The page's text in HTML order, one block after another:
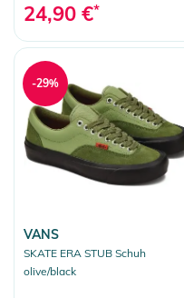
24,90 €*
VANS
SKATE ERA STUB Schuh
olive/black
-29%